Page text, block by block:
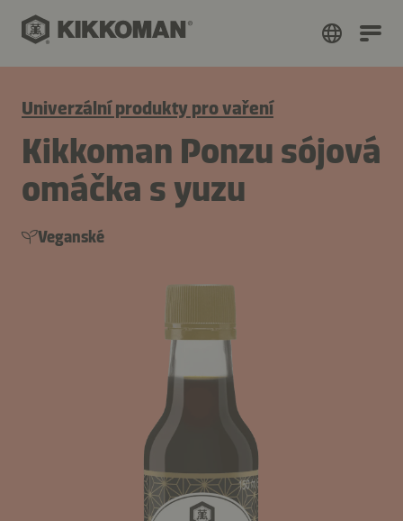
Univerzální produkty pro vaření
Kikkoman Ponzu sójová
omáčka s yuzu
Veganské